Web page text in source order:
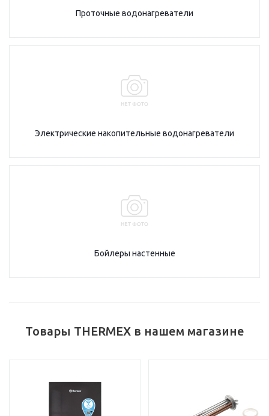
Проточные водонагреватели
Электрические накопительные водонагреватели
Бойлеры настенные
Товары THERMEX в нашем магазине